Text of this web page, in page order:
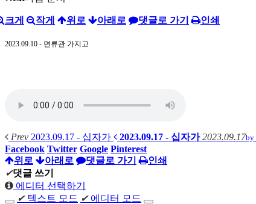
크게 작게 위로 아래로 댓글로 가기 인쇄
2023.09.10 - 면류관 가지고
Prev 2023.09.17 - 십자가 2023.09.17 - 십자가 2023.09.17by
Facebook Twitter Google Pinterest
위로
아래로 댓글로 가기
인쇄
✔댓글 쓰기
에디터 선택하기
✔ 텍스트 모드 ✔ 에디터 모드